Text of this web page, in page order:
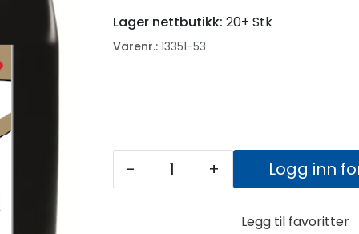
Lager nettbutikk: 20+ Stk
Varenr.: 13351-53
- + Logg inn
Legg til favoritter